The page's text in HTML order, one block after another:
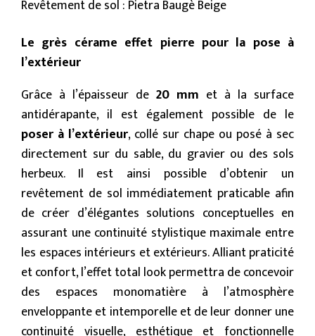
Revêtement de sol : Pietra Baugè Beige
Le grès cérame effet pierre pour la pose à
l’extérieur
Grâce à l’épaisseur de 20 mm et à la surface
antidérapante, il est également possible de le
poser à l’extérieur, collé sur chape ou posé à sec
directement sur du sable, du gravier ou des sols
herbeux. Il est ainsi possible d’obtenir un
revêtement de sol immédiatement praticable afin
de créer d’élégantes solutions conceptuelles en
assurant une continuité stylistique maximale entre
les espaces intérieurs et extérieurs. Alliant praticité
et confort, l’effet total look permettra de concevoir
des espaces monomatière à l’atmosphère
enveloppante et intemporelle et de leur donner une
continuité visuelle, esthétique et fonctionnelle